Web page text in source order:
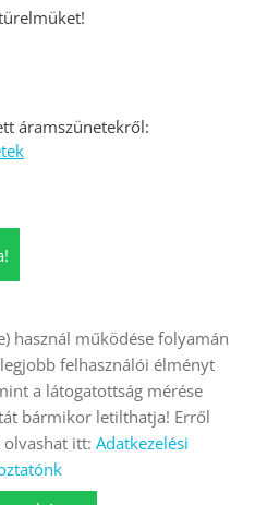
áramszünetekről:
Adatkezelési tájékoztató
Sütik kezelése
nyilatkozat
használ működése folyamán
felhasználói élményt
a látogatottság mérése
bármikor letilthatja! Erről
itt: Adatkezelési